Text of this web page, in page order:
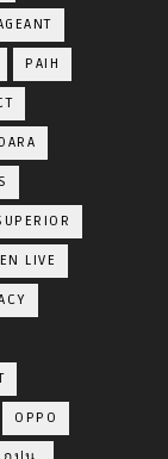
PAIH
LIVE
OPPO